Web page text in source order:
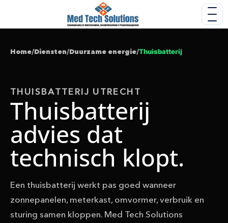
Home/Diensten/Duurzame energie/Thuisbatterij
THUISBATTERIJ UTRECHT
Thuisbatterij
advies dat
technisch klopt.
Een thuisbatterij werkt pas goed wanneer
zonnepanelen, meterkast, omvormer, verbruik en
sturing samen kloppen. Med Tech Solutions